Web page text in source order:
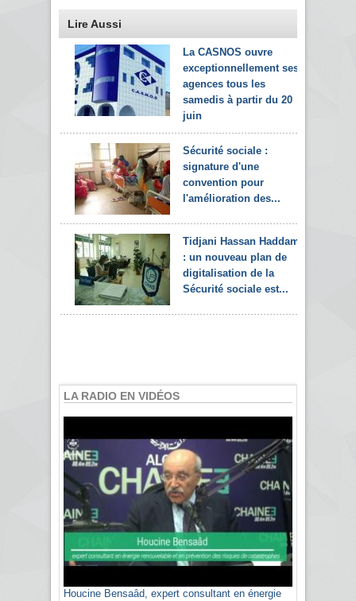
Lire Aussi
La CASNOS ouvre
exceptionnellement ses
agences tous les
samedis à partir du 20
juin
Sécurité sociale :
signature d'une
convention pour
l'amélioration des...
Tidjani Hassan Haddam
: un nouveau plan de
digitalisation de la
Sécurité sociale est...
LA RADIO EN VIDÉOS
Houcine Bensaâd, expert consultant en énergie